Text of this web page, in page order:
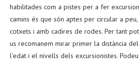
habilitades com a pistes per a fer
camins és que són aptes per circular a
cotxets i amb cadires de rodes. Per tant
us recomanem mirar primer la distància
l’edat i el nivells dels excursionistes.